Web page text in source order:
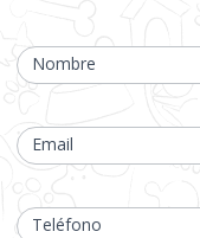
Nombre
Email
Teléfono
eres
humano,
campo
en
blanco.